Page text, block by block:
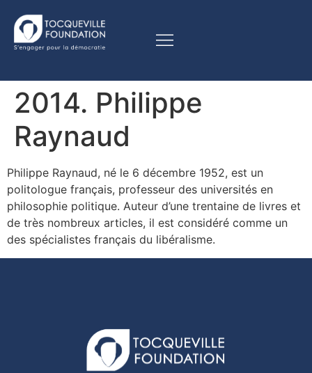
2014. Philippe
Raynaud
Philippe Raynaud, né le 6 décembre 1952, est un
politologue français, professeur des universités en
philosophie politique. Auteur d’une trentaine de livres et
de très nombreux articles, il est considéré comme un
des spécialistes français du libéralisme.